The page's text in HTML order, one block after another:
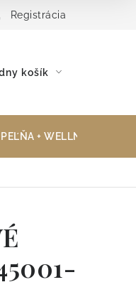
tovaru
Registrácia
košík
+ WELLNESS